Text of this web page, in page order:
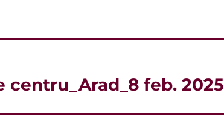
centru_Arad_8 feb. 2025